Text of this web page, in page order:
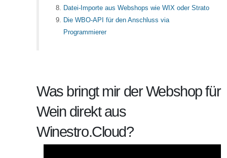
Datei-Importe aus Webshops wie WIX oder Strato
Die WBO-API für den Anschluss via
Programmierer
Was bringt mir der Webshop für
Wein direkt aus
Winestro.Cloud?